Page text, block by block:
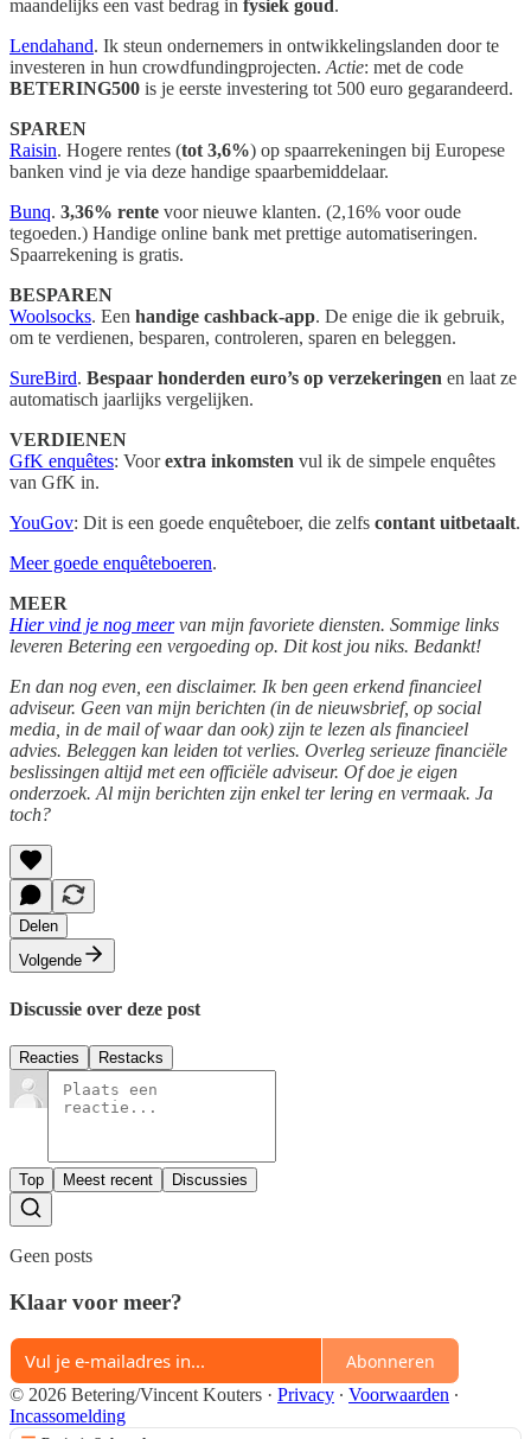
maandelijks een vast bedrag in fysiek goud.
Lendahand. Ik steun ondernemers in ontwikkelingslanden door te
investeren in hun crowdfundingprojecten. Actie: met de code
BETERING500 is je eerste investering tot 500 euro gegarandeerd.
SPAREN
Raisin. Hogere rentes (tot 3,6%) op spaarrekeningen bij Europese
banken vind je via deze handige spaarbemiddelaar.
Bunq. 3,36% rente voor nieuwe klanten. (2,16% voor oude
tegoeden.) Handige online bank met prettige automatiseringen.
Spaarrekening is gratis.
BESPAREN
Woolsocks. Een handige cashback-app. De enige die ik gebruik,
om te verdienen, besparen, controleren, sparen en beleggen.
SureBird. Bespaar honderden euro’s op verzekeringen en laat ze
automatisch jaarlijks vergelijken.
VERDIENEN
GfK enquêtes: Voorextra inkomsten vul ik de simpele enquêtes
van GfK in.
YouGov: Dit is een goede enquêteboer, die zelfs contant uitbetaalt.
Meer goede enquêteboeren.
MEER
Hier vind je nog meervan mijn favoriete diensten. Sommige links
leveren Betering een vergoeding op. Dit kost jou niks. Bedankt!
En dan nog even, een disclaimer. Ik ben geen erkend financieel
adviseur. Geen van mijn berichten (in de nieuwsbrief, op social
media, in de mail of waar dan ook) zijn te lezen als financieel
advies. Beleggen kan leiden tot verlies. Overleg serieuze financiële
beslissingen altijd met een officiële adviseur. Of doe je eigen
onderzoek. Al mijn berichten zijn enkel ter lering en vermaak. Ja
toch?
Delen
Volgende
Discussie over deze post
Reacties Restacks
Top Meest recent Discussies
Geen posts
Klaar voor meer?
Abonneren
© 2026 Betering/Vincent Kouters · Privacy ∙ Voorwaarden ∙
Incassomelding